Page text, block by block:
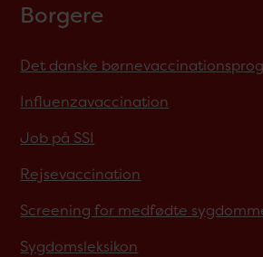
Borgere
Det danske
Influenzavaccination
Job på SSI
Rejsevaccination
Screening for medfødte
Sygdomsleksikon